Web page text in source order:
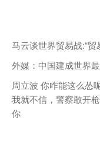
马云谈世界贸易战:“
外媒：中国建成世界
周立波 你咋能这么怂
我就不信，警察敢开
你